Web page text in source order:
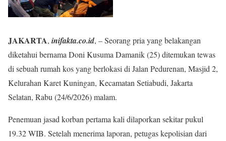
JAKARTA, inifakta.co.id, – Seorang pria yang belakangan
diketahui bernama Doni Kusuma Damanik (25) ditemukan tewas
di sebuah rumah kos yang berlokasi di Jalan Pedurenan, Masjid 2,
Kelurahan Karet Kuningan, Kecamatan Setiabudi, Jakarta
Selatan, Rabu (24/6/2026) malam.
Penemuan jasad korban pertama kali dilaporkan sekitar pukul
19.32 WIB. Setelah menerima laporan, petugas kepolisian dari